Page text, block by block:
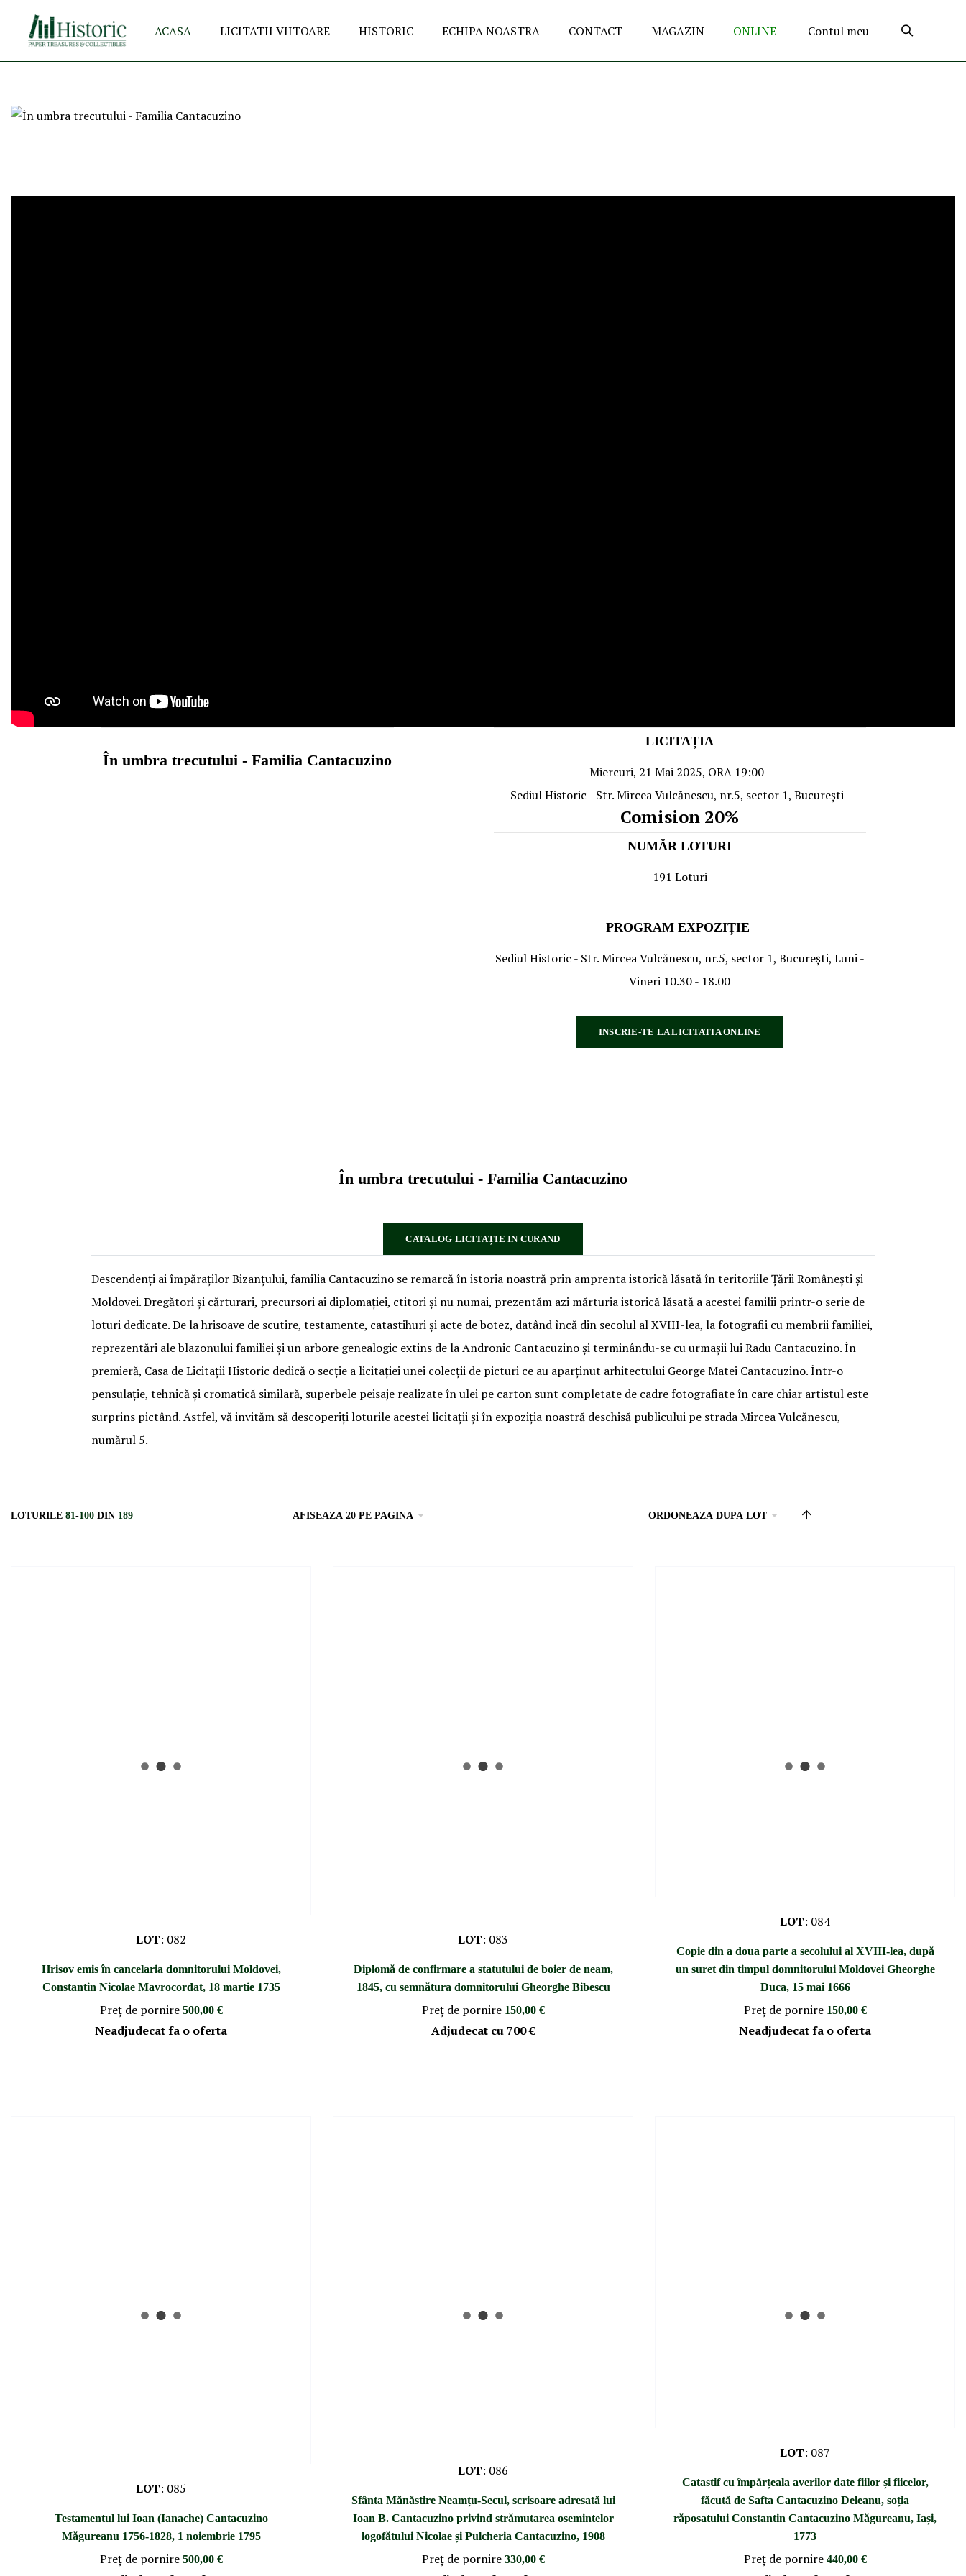
ACASA LICITATII VIITOARE HISTORIC ECHIPA NOASTRA CONTACT MAGAZIN ONLINE Contul meu
LICITAȚIA
Miercuri, 21 Mai 2025, ORA 19:00
Sediul Historic - Str. Mircea Vulcănescu, nr.5, sector 1, Bucureşti
Comision 20%
NUMĂR LOTURI
191 Loturi
PROGRAM EXPOZIȚIE
Sediul Historic - Str. Mircea Vulcănescu, nr.5, sector 1, Bucureşti, Luni -
Vineri 10.30 - 18.00
INSCRIE-TE LA LICITATIA ONLINE
⁠În umbra trecutului - Familia Cantacuzino
⁠⁠În umbra trecutului - Familia Cantacuzino
CATALOG LICITAȚIE IN CURAND
Descendenți ai împăraților Bizanțului, familia Cantacuzino se remarcă în istoria noastră prin amprenta istorică lăsată în teritoriile Țării Românești și
Moldovei. Dregători și cărturari, precursori ai diplomației, ctitori și nu numai, prezentăm azi mărturia istorică lăsată a acestei familii printr-o serie de
loturi dedicate. De la hrisoave de scutire, testamente, catastihuri și acte de botez, datând încă din secolul al XVIII-lea, la fotografii cu membrii familiei,
reprezentări ale blazonului familiei și un arbore genealogic extins de la Andronic Cantacuzino și terminându-se cu urmașii lui Radu Cantacuzino. În
premieră, Casa de Licitații Historic dedică o secție a licitației unei colecții de picturi ce au aparținut arhitectului George Matei Cantacuzino. Într-o
pensulație, tehnică și cromatică similară, superbele peisaje realizate în ulei pe carton sunt completate de cadre fotografiate în care chiar artistul este
surprins pictând. Astfel, vă invităm să descoperiți loturile acestei licitații și în expoziția noastră deschisă publicului pe strada Mircea Vulcănescu,
numărul 5.
LOTURILE 81-100 DIN 189
Set
LOT: 082
Hrisov emis în cancelaria domnitorului Moldovei,
Constantin Nicolae Mavrocordat, 18 martie 1735
Preţ de pornire 500,00 €
Neadjudecat fa o oferta
LOT: 083
Diplomă de confirmare a statutului de boier de neam,
1845, cu semnătura domnitorului Gheorghe Bibescu
Preţ de pornire 150,00 €
Adjudecat cu700 €
LOT: 084
Copie din a doua parte a secolului al XVIII-lea, după
un suret din timpul domnitorului Moldovei Gheorghe
Duca, 15 mai 1666
Preţ de pornire 150,00 €
Neadjudecat fa o oferta
LOT: 085
Testamentul lui Ioan (Ianache) Cantacuzino
Măgureanu 1756-1828, 1 noiembrie 1795
Preţ de pornire 500,00 €
LOT: 086
Sfânta Mănăstire Neamțu-Secul, scrisoare adresată lui
Ioan B. Cantacuzino privind strămutarea osemintelor
logofătului Nicolae și Pulcheria Cantacuzino, 1908
Preţ de pornire 330,00 €
LOT: 087
Catastif cu împărțeala averilor date fiilor și fiicelor,
făcută de Safta Cantacuzino Deleanu, soția
răposatului Constantin Cantacuzino Măgureanu, Iași,
1773
Preţ de pornire 440,00 €